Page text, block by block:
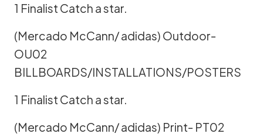
1 Finalist Catch a star.
(Mercado McCann/ adidas) Outdoor-
OU02
BILLBOARDS/INSTALLATIONS/POSTERS
1 Finalist Catch a star.
(Mercado McCann/ adidas) Print- PT02